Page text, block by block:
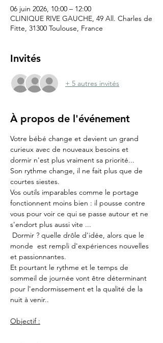
06 juin 2026, 10:00 – 12:00
CLINIQUE RIVE GAUCHE, 49 All. Charles de
Fitte, 31300 Toulouse, France
Invités
+ 5 autres invités
À propos de l'événement
Votre bébé change et devient un grand
curieux avec de nouveaux besoins et
dormir n'est plus vraiment sa priorité...
Son rythme change, il ne fait plus que de
courtes siestes.
Vos outils imparables comme le portage
fonctionnent moins bien : il pousse contre
vous pour voir ce qui se passe autour et ne
s'endort plus aussi vite ...
monde  est rempli d'expériences nouvelles
et passionnantes.
Et pourtant le rythme et le temps de
sommeil de journée vont être déterminant
pour l'endormissement et la qualité de la
nuit à venir..
Objectif :